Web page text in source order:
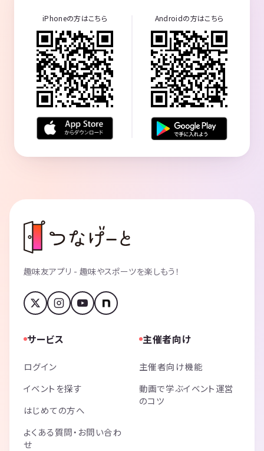
iPhoneの方はこちら Androidの方はこちら
趣味友アプリ - 趣味やスポーツを楽しもう！
サービス
ログイン
イベントを探す
はじめての方へ
よくある質問・お問い合わ
せ
主催者向け
主催者向け機能
動画で学ぶイベント運営
のコツ